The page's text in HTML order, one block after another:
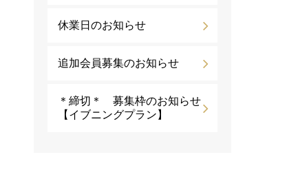
休業日のお知らせ
追加会員募集のお知らせ
＊締切＊ 募集枠のお知らせ
【イブニングプラン】